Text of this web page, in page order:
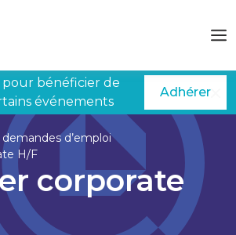
pour bénéficier de
événements
Adhérer
d’emploi
H/F
corporate